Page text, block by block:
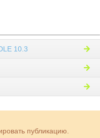
10.3
публикацию.